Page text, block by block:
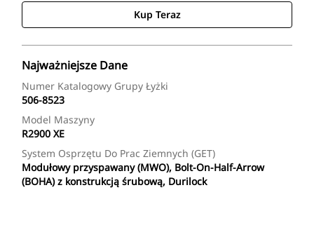
Kup Teraz
Najważniejsze Dane
Numer Katalogowy Grupy Łyżki
506-8523
Model Maszyny
R2900 XE
System Osprzętu Do Prac Ziemnych (GET)
Modułowy przyspawany (MWO), Bolt-On-Half-Arrow
(BOHA) z konstrukcją śrubową, Durilock